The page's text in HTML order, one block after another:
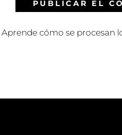
Aprende cómo se procesan